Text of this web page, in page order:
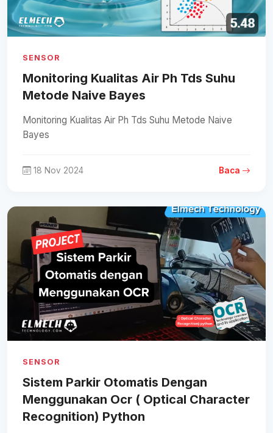
SENSOR
Monitoring Kualitas Air Ph Tds Suhu
Metode Naive Bayes
Monitoring Kualitas Air Ph Tds Suhu Metode Naive
Bayes
18 Nov 2024 Baca
SENSOR
Sistem Parkir Otomatis Dengan
Menggunakan Ocr ( Optical Character
Recognition) Python